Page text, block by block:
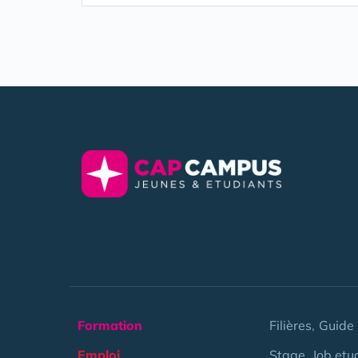
Formation Filières
Emploi
Stage Job